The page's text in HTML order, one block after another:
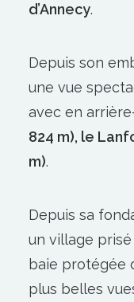
d’Annecy.
Depuis son
une vue
avec en
824 m), le
m).
Depuis sa
un village
baie protégée
plus belles